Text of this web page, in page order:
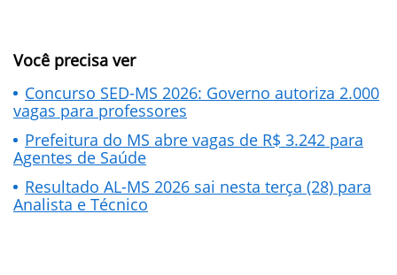
Você precisa ver
Concurso SED-MS 2026: Governo autoriza 2.000
vagas para professores
Prefeitura do MS abre vagas de R$ 3.242 para
Agentes de Saúde
Resultado AL-MS 2026 sai nesta terça (28) para
Analista e Técnico